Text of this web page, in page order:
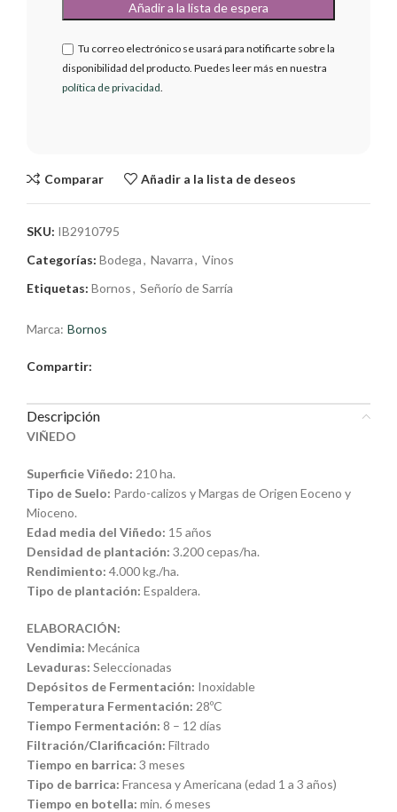
Tu correo electrónico se usará para notificarte sobre la
disponibilidad del producto. Puedes leer más en nuestra
política de privacidad.
Comparar Añadir a la lista de deseos
SKU: IB2910795
Categorías: Bodega, Navarra, Vinos
Etiquetas: Bornos, Señorío de Sarría
Marca: Bornos
Compartir:
Descripción
VIÑEDO
Superficie Viñedo: 210 ha.
Tipo de Suelo: Pardo-calizos y Margas de Origen Eoceno y
Mioceno.
Edad media del Viñedo: 15 años
Densidad de plantación: 3.200 cepas/ha.
Rendimiento: 4.000 kg./ha.
Tipo de plantación: Espaldera.
ELABORACIÓN:
Vendimia: Mecánica
Levaduras: Seleccionadas
Depósitos de Fermentación: Inoxidable
Temperatura Fermentación: 28ºC
Tiempo Fermentación: 8 – 12 días
Filtración/Clarificación: Filtrado
Tiempo en barrica: 3 meses
Tipo de barrica: Francesa y Americana (edad 1 a 3 años)
Tiempo en botella: min. 6 meses